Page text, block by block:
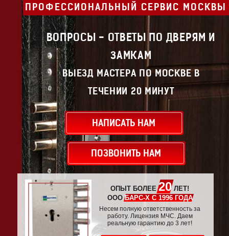
ПРОФЕССИОНАЛЬНЫЙ СЕРВИС МОСКВЫ
ВОПРОСЫ - ОТВЕТЫ ПО ДВЕРЯМ И
ЗАМКАМ
ВЫЕЗД МАСТЕРА ПО МОСКВЕ В
ТЕЧЕНИИ 20 МИНУТ
НАПИСАТЬ НАМ
ПОЗВОНИТЬ НАМ
ОПЫТ БОЛЕЕ20ЛЕТ!
ОООБАРС-Х С 1996 ГОДА
Несем полную ответственность за
работу. Лицензия МЧС. Даем
реальную гарантию до 3 лет!